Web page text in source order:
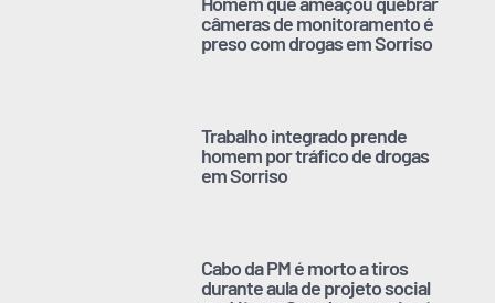
câmeras de monitoramento é
preso com drogas em Sorriso
Trabalho integrado prende
homem por tráfico de drogas
em Sorriso
Cabo da PM é morto a tiros
durante aula de projeto social